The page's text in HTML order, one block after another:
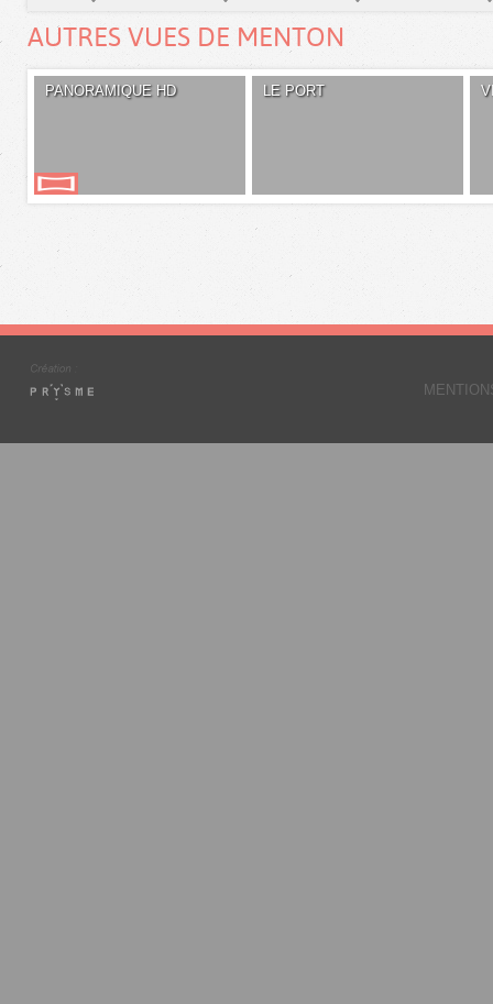
AUTRES VUES DE MENTON
PANORAMIQUE HD LE PORT